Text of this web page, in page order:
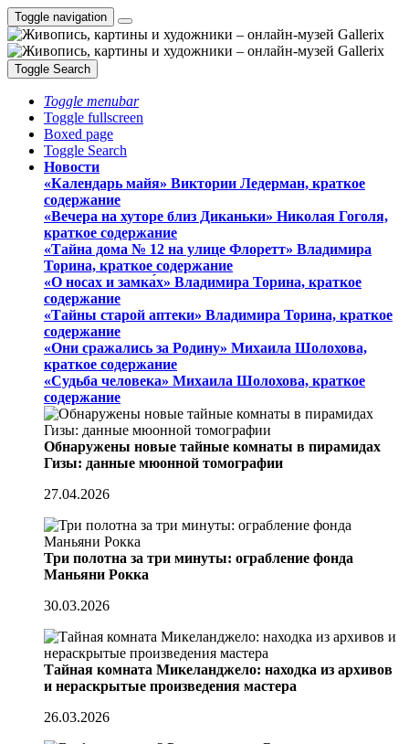
Toggle navigation
Toggle Search
Toggle menubar
Toggle fullscreen
Boxed page
Toggle Search
Новости
«Календарь майя» Виктории Ледерман, краткое
содержание
«Вечера на хуторе близ Диканьки» Николая Гоголя,
краткое содержание
«Тайна дома № 12 на улице Флоретт» Владимира
Торина, краткое содержание
«О носах и замка́х» Владимира Торина, краткое
содержание
«Тайны старой аптеки» Владимира Торина, краткое
содержание
«Они сражались за Родину» Михаила Шолохова,
краткое содержание
«Судьба человека» Михаила Шолохова, краткое
содержание
Обнаружены новые тайные комнаты в пирамидах
Гизы: данные мюонной томографии
27.04.2026
Три полотна за три минуты: ограбление фонда
Маньяни Рокка
30.03.2026
Тайная комната Микеланджело: находка из архивов
и нераскрытые произведения мастера
26.03.2026